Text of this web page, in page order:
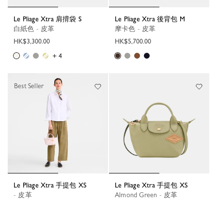
Le Pliage Xtra 肩揹袋 S
白紙色 - 皮革
HK$3,300.00
+ 4
Le Pliage Xtra 後背包 M
摩卡色 - 皮革
HK$5,700.00
Le Pliage Xtra 手提包 XS
- 皮革
Best Seller
Le Pliage Xtra 手提包 XS
Almond Green - 皮革